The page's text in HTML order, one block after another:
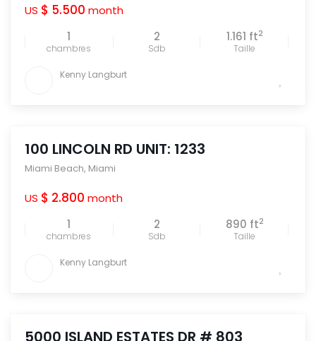
US $ 5.500 month
1
chambres
2
Sdb
1.161 ft2
Taille
Kenny Langburt
100 LINCOLN RD UNIT: 1233
Miami Beach, Miami
US $ 2.800 month
1
chambres
2
Sdb
890 ft2
Taille
Kenny Langburt
5000 ISLAND ESTATES DR # 803